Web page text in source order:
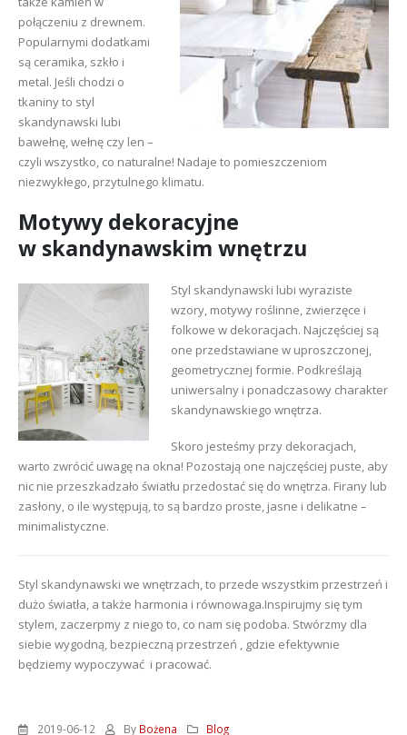
połączeniu z drewnem.
Popularnymi dodatkami
są ceramika, szkło i
metal. Jeśli chodzi o
tkaniny to styl
skandynawski lubi
bawełnę, wełnę czy len –
czyli wszystko, co naturalne! Nadaje to pomieszczeniom
niezwykłego, przytulnego klimatu.
Motywy dekoracyjne
w skandynawskim wnętrzu
Styl skandynawski lubi wyraziste
wzory, motywy roślinne, zwierzęce i
folkowe w dekoracjach. Najczęściej są
one przedstawiane w uproszczonej,
geometrycznej formie. Podkreślają
uniwersalny i ponadczasowy charakter
skandynawskiego wnętrza.
Skoro jesteśmy przy dekoracjach,
warto zwrócić uwagę na okna! Pozostają one najczęściej puste, aby
nic nie przeszkadzało światłu przedostać się do wnętrza. Firany lub
zasłony, o ile występują, to są bardzo proste, jasne i delikatne –
minimalistyczne.
Styl skandynawski we wnętrzach, to przede wszystkim przestrzeń i
dużo światła, a także harmonia i równowaga.Inspirujmy się tym
stylem, zaczerpmy z niego to, co nam się podoba. Stwórzmy dla
siebie wygodną, bezpieczną przestrzeń , gdzie efektywnie
będziemy wypoczywać i pracować.
2019-06-12 By Bożena
Blog